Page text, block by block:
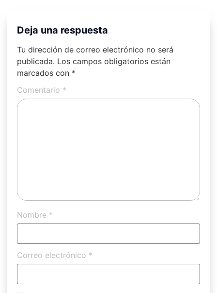
Deja una respuesta
Tu dirección de correo electrónico no será
publicada. Los campos obligatorios están
marcados con *
Comentario *
Nombre *
Correo electrónico *